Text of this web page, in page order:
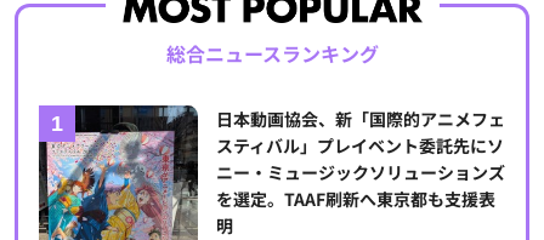
総合ニュースランキング
日本動画協会、新「国際的アニメフェ
スティバル」プレイベント委託先にソ
ニー・ミュージックソリューションズ
を選定。TAAF刷新へ東京都も支援表
明